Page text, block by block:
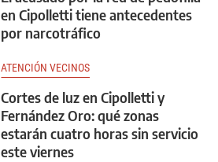
en Cipolletti tiene antecedentes
por narcotráfico
ATENCIÓN VECINOS
Cortes de luz en Cipolletti y
Fernández Oro: qué zonas
estarán cuatro horas sin servicio
este viernes